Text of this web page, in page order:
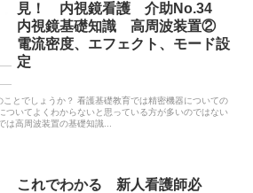
見！ 内視鏡看護 介助No.34
内視鏡基礎知識 高周波装置②
電流密度、エフェクト、モード設
定
ことでしょうか？ 看護基礎教育では精密機器についての
ついてよくわからないと思っている方が多いのではない
は高周波装置の基礎知識...
これでわかる 新人看護師必